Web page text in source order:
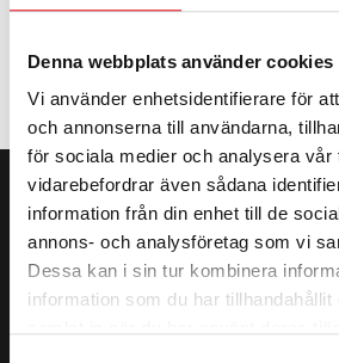
Denna webbplats använder cookies
Vi använder enhetsidentifierare för
och annonserna till användarna,
för sociala medier och analysera vår
vidarebefordrar även sådana
information från din enhet till de
annons- och analysföretag som vi
Dessa kan i sin tur kombinera
information som du har tillhandahållit